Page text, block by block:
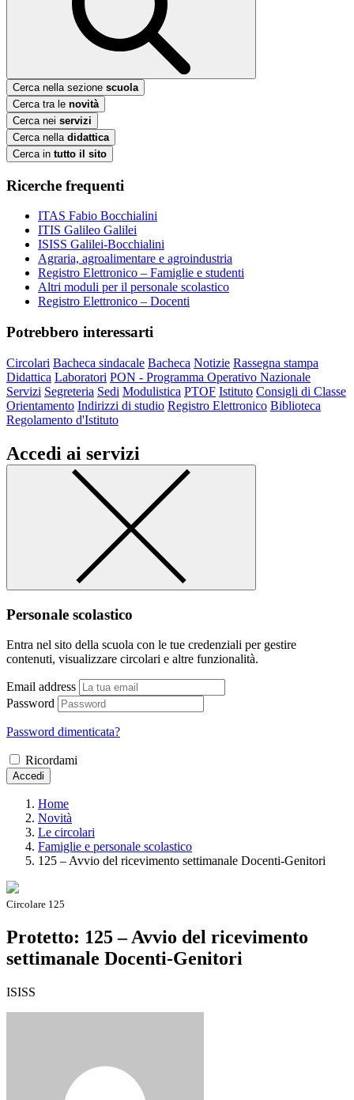
Cerca nella sezione scuola
Cerca tra le novità
Cerca nei servizi
Cerca nella didattica
Cerca in tutto il sito
Ricerche frequenti
ITAS Fabio Bocchialini
ITIS Galileo Galilei
ISISS Galilei-Bocchialini
Agraria, agroalimentare e agroindustria
Registro Elettronico – Famiglie e studenti
Altri moduli per il personale scolastico
Registro Elettronico – Docenti
Potrebbero interessarti
Circolari Bacheca sindacale Bacheca Notizie Rassegna stampa
Didattica Laboratori PON - Programma Operativo Nazionale
Servizi Segreteria Sedi Modulistica PTOF Istituto Consigli di Classe
Orientamento Indirizzi di studio Registro Elettronico Biblioteca
Regolamento d'Istituto
Accedi ai servizi
Personale scolastico
Entra nel sito della scuola con le tue credenziali per gestire
contenuti, visualizzare circolari e altre funzionalità.
Email address
Password
Password dimenticata?
Ricordami
Accedi
Home
Novità
Le circolari
Famiglie e personale scolastico
125 – Avvio del ricevimento settimanale Docenti-Genitori
Circolare 125
Protetto: 125 – Avvio del ricevimento
settimanale Docenti-Genitori
ISISS